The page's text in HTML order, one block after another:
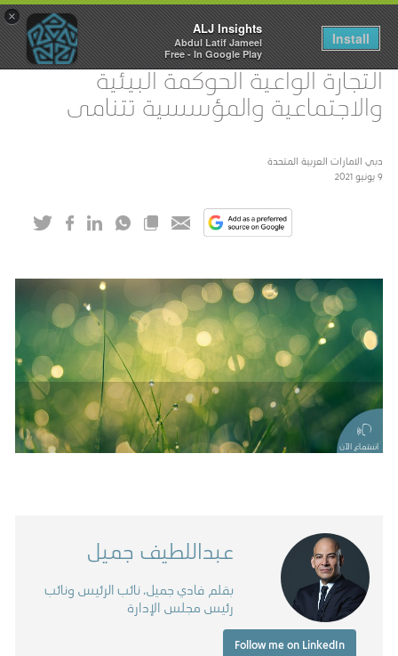
×
ALJ Insights
Abdul Latif Jameel
Free - In Google Play
Install
Toggle
navigation
التجارة الواعية الحوكمة البيئية
والاجتماعية والمؤسسية تتنامى
دبي الامارات العربية المتحدة
9 يونيو 2021
استماع الآن
عبداللطيف جميل
بقلم فادي جميل، نائب الرئيس ونائب
رئيس مجلس الإدارة
Follow me on LinkedIn